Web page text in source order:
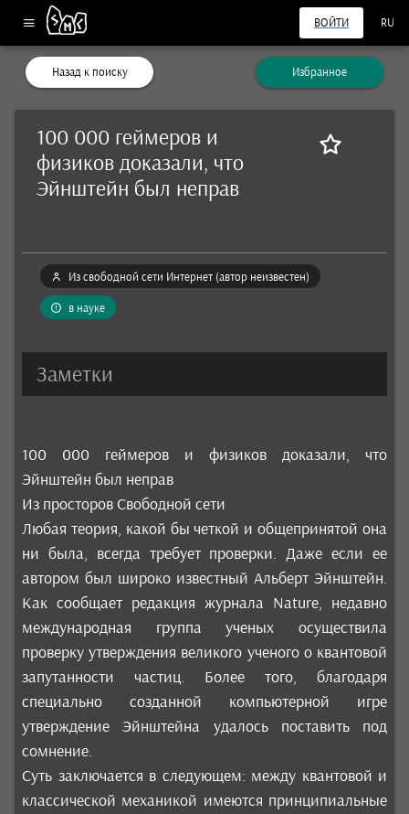
ВОЙТИ RU
Назад к поиску Избранное
100 000 геймеров и
физиков доказали, что
Эйнштейн был неправ
Из свободной сети Интернет (автор неизвестен)
в науке
Заметки
100 000 геймеров и физиков доказали, что
Эйнштейн был неправ
Из просторов Свободной сети
Любая теория, какой бы четкой и общепринятой она
ни была, всегда требует проверки. Даже если ее
автором был широко известный Альберт Эйнштейн.
Как сообщает редакция журнала Nature, недавно
международная группа ученых осуществила
проверку утверждения великого ученого о квантовой
запутанности частиц. Более того, благодаря
специально созданной компьютерной игре
утверждение Эйнштейна удалось поставить под
сомнение.
Суть заключается в следующем: между квантовой и
классической механикой имеются принципиальные